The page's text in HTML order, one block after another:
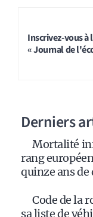
Inscrivez-vous
« Journal de
Derniers
Mortalité
rang
quinze ans
Code de la
sa liste de